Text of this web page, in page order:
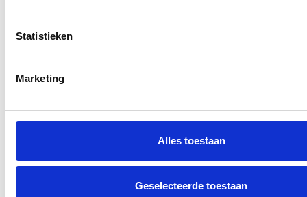
Statistieken
Marketing
Alles toestaan
Geselecteerde toestaan